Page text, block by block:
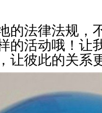
的法律法规，
的活动哦！让
让彼此的关系